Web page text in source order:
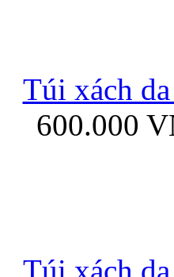
Ốp lưng
Túi xách
600.000